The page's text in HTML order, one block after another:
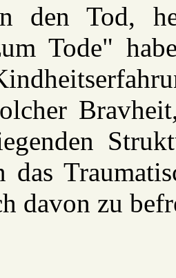
den Tod,
Tode"
das
davon zu